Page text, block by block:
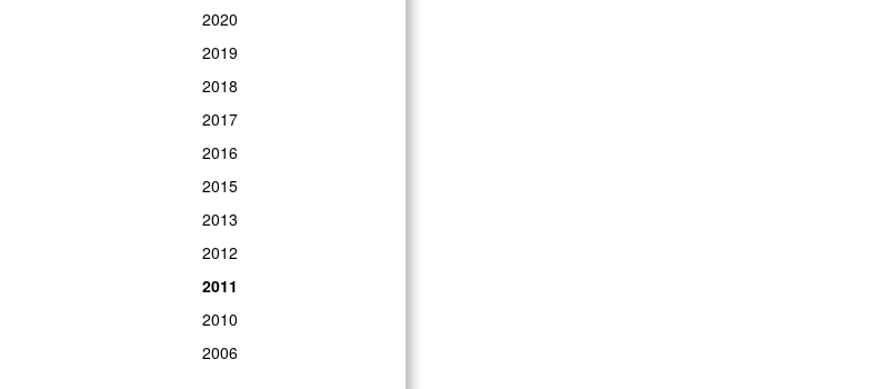
2020
2019
2018
2017
2016
2015
2013
2012
2011
2010
2006